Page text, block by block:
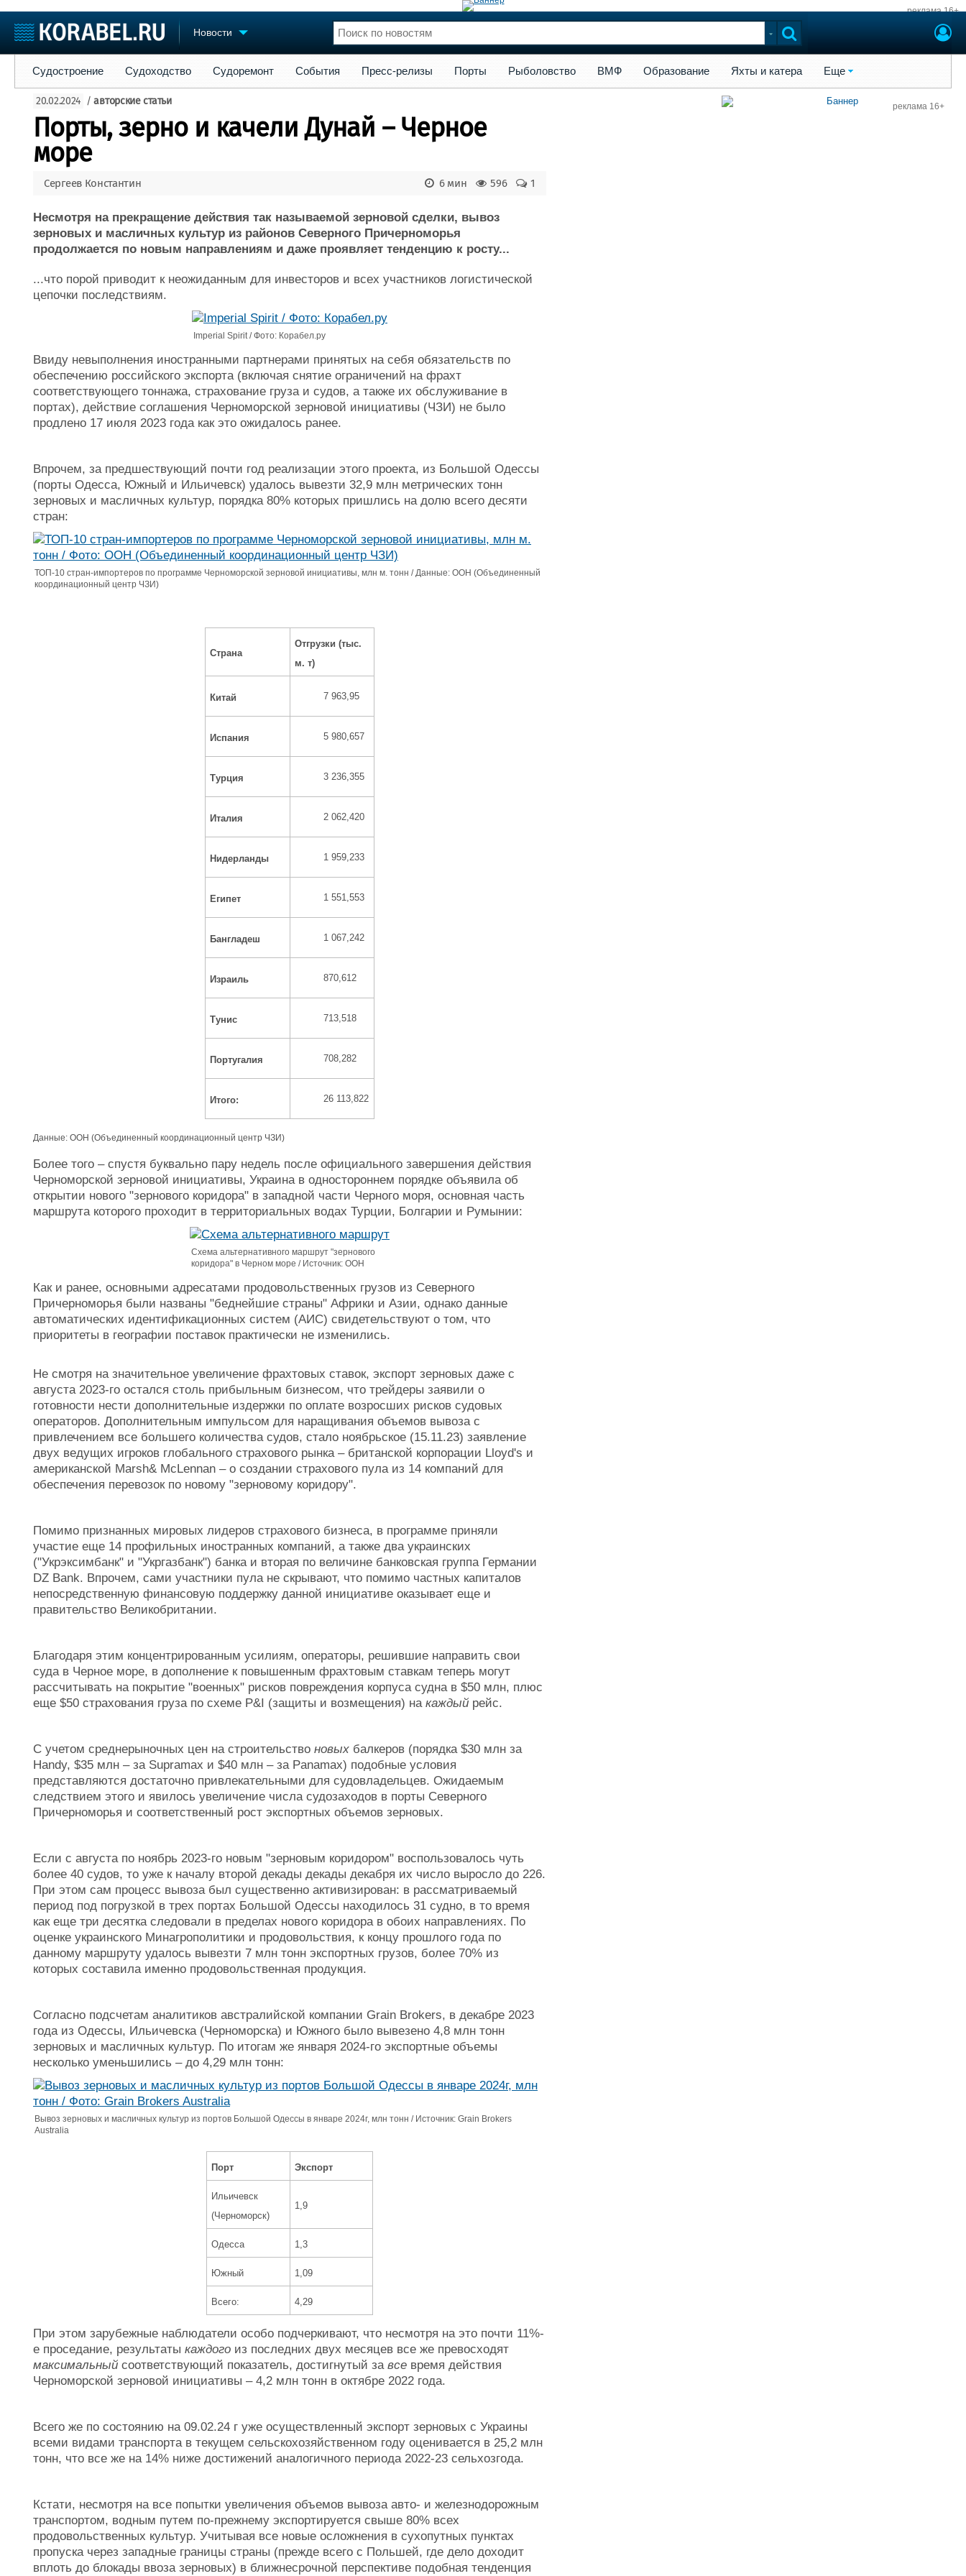
реклама 16+
Новости
Судостроение
Пульс
Новости
Компании
Репутация
Журнал
Реклама
Торговая площадка
Доска объявлений
Продажа флота
Оборудование
Конференции
Личности
Словарь
Флот
Форум
Отзывы
Судостроение Судоходство Судоремонт События Пресс-релизы Порты Рыболовство ВМФ Образование Яхты и катера Еще
20.02.2024 /авторские статьи
Порты, зерно и качели Дунай – Черное
море
Сергеев Константин 1
596
6 мин
Несмотря на прекращение действия так называемой зерновой сделки, вывоз
зерновых и масличных культур из районов Северного Причерноморья
продолжается по новым направлениям и даже проявляет тенденцию к росту...
...что порой приводит к неожиданным для инвесторов и всех участников логистической
цепочки последствиям.
Imperial Spirit / Фото: Корабел.ру
Ввиду невыполнения иностранными партнерами принятых на себя обязательств по
обеспечению российского экспорта (включая снятие ограничений на фрахт
соответствующего тоннажа, страхование груза и судов, а также их обслуживание в
портах), действие соглашения Черноморской зерновой инициативы (ЧЗИ) не было
продлено 17 июля 2023 года как это ожидалось ранее.
Впрочем, за предшествующий почти год реализации этого проекта, из Большой Одессы
(порты Одесса, Южный и Ильичевск) удалось вывезти 32,9 млн метрических тонн
зерновых и масличных культур, порядка 80% которых пришлись на долю всего десяти
стран:
ТОП-10 стран-импортеров по программе Черноморской зерновой инициативы, млн м. тонн / Данные: ООН (Объединенный
координационный центр ЧЗИ)
Страна
Отгрузки (тыс.
м. т)
Китай 7 963,95
Испания 5 980,657
Турция 3 236,355
Италия 2 062,420
Нидерланды 1 959,233
Египет 1 551,553
Бангладеш 1 067,242
Израиль 870,612
Тунис 713,518
Португалия 708,282
Итого: 26 113,822
Данные: ООН (Объединенный координационный центр ЧЗИ)
Более того – спустя буквально пару недель после официального завершения действия
Черноморской зерновой инициативы, Украина в одностороннем порядке объявила об
открытии нового "зернового коридора" в западной части Черного моря, основная часть
маршрута которого проходит в территориальных водах Турции, Болгарии и Румынии:
Схема альтернативного маршрут "зернового
коридора" в Черном море / Источник: ООН
Как и ранее, основными адресатами продовольственных грузов из Северного
Причерноморья были названы "беднейшие страны" Африки и Азии, однако данные
автоматических идентификационных систем (АИС) свидетельствуют о том, что
приоритеты в географии поставок практически не изменились.
Не смотря на значительное увеличение фрахтовых ставок, экспорт зерновых даже с
августа 2023-го остался столь прибыльным бизнесом, что трейдеры заявили о
готовности нести дополнительные издержки по оплате возросших рисков судовых
операторов. Дополнительным импульсом для наращивания объемов вывоза с
привлечением все большего количества судов, стало ноябрьское (15.11.23) заявление
двух ведущих игроков глобального страхового рынка – британской корпорации Lloyd's и
американской Marsh& McLennan – о создании страхового пула из 14 компаний для
обеспечения перевозок по новому "зерновому коридору".
Помимо признанных мировых лидеров страхового бизнеса, в программе приняли
участие еще 14 профильных иностранных компаний, а также два украинских
("Укрэксимбанк" и "Укргазбанк") банка и вторая по величине банковская группа Германии
DZ Bank. Впрочем, сами участники пула не скрывают, что помимо частных капиталов
непосредственную финансовую поддержку данной инициативе оказывает еще и
правительство Великобритании.
Благодаря этим концентрированным усилиям, операторы, решившие направить свои
суда в Черное море, в дополнение к повышенным фрахтовым ставкам теперь могут
рассчитывать на покрытие "военных" рисков повреждения корпуса судна в $50 млн, плюс
еще $50 страхования груза по схеме P&I (защиты и возмещения) на каждый рейс.
С учетом среднерыночных цен на строительство новых балкеров (порядка $30 млн за
Handy, $35 млн – за Supramax и $40 млн – за Panamax) подобные условия
представляются достаточно привлекательными для судовладельцев. Ожидаемым
следствием этого и явилось увеличение числа судозаходов в порты Северного
Причерноморья и соответственный рост экспортных объемов зерновых.
Если с августа по ноябрь 2023-го новым "зерновым коридором" воспользовалось чуть
более 40 судов, то уже к началу второй декады декады декабря их число выросло до 226.
При этом сам процесс вывоза был существенно активизирован: в рассматриваемый
период под погрузкой в трех портах Большой Одессы находилось 31 судно, в то время
как еще три десятка следовали в пределах нового коридора в обоих направлениях. По
оценке украинского Минагрополитики и продовольствия, к концу прошлого года по
данному маршруту удалось вывезти 7 млн тонн экспортных грузов, более 70% из
которых составила именно продовольственная продукция.
Согласно подсчетам аналитиков австралийской компании Grain Brokers, в декабре 2023
года из Одессы, Ильичевска (Черноморска) и Южного было вывезено 4,8 млн тонн
зерновых и масличных культур. По итогам же января 2024-го экспортные объемы
несколько уменьшились – до 4,29 млн тонн:
Вывоз зерновых и масличных культур из портов Большой Одессы в январе 2024г, млн тонн / Источник: Grain Brokers
Australia
Порт Экспорт
Ильичевск
(Черноморск)
1,9
Одесса 1,3
Южный 1,09
Всего: 4,29
При этом зарубежные наблюдатели особо подчеркивают, что несмотря на это почти 11%-
е проседание, результаты каждого из последних двух месяцев все же превосходят
максимальный соответствующий показатель, достигнутый за все время действия
Черноморской зерновой инициативы – 4,2 млн тонн в октябре 2022 года.
Всего же по состоянию на 09.02.24 г уже осуществленный экспорт зерновых с Украины
всеми видами транспорта в текущем сельскохозяйственном году оценивается в 25,2 млн
тонн, что все же на 14% ниже достижений аналогичного периода 2022-23 сельхозгода.
Кстати, несмотря на все попытки увеличения объемов вывоза авто- и железнодорожным
транспортом, водным путем по-прежнему экспортируется свыше 80% всех
продовольственных культур. Учитывая все новые осложнения в сухопутных пунктах
пропуска через западные границы страны (прежде всего с Польшей, где дело доходит
вплоть до блокады ввоза зерновых) в ближнесрочной перспективе подобная тенденция
реклама 16+